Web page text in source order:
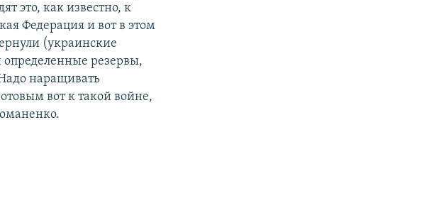
это, как известно, к
Федерация и вот в этом
(украинские
резервы,
наращивать
вот к такой войне,